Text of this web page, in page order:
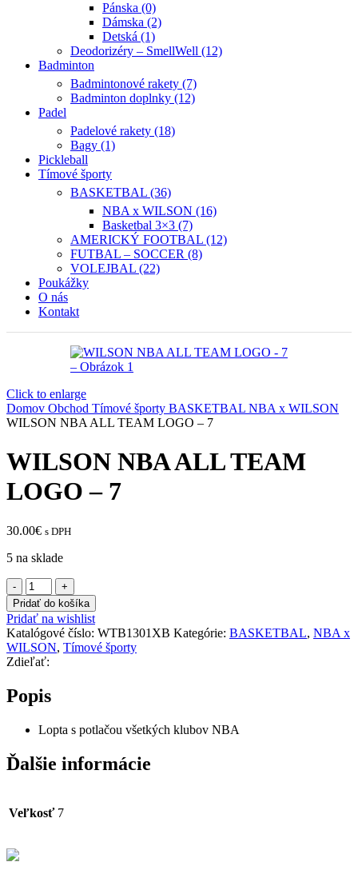
Pánska (0)
Dámska (2)
Detská (1)
Deodorizéry – SmellWell (12)
Badminton
Badmintonové rakety (7)
Badminton doplnky (12)
Padel
Padelové rakety (18)
Bagy (1)
Pickleball
Tímové športy
BASKETBAL (36)
NBA x WILSON (16)
Basketbal 3×3 (7)
AMERICKÝ FOOTBAL (12)
FUTBAL – SOCCER (8)
VOLEJBAL (22)
Poukážky
O nás
Kontakt
Click to enlarge
Domov Obchod Tímové športy BASKETBAL NBA x WILSON
WILSON NBA ALL TEAM LOGO – 7
WILSON NBA ALL TEAM
LOGO – 7
30.00€ s DPH
5 na sklade
množstvo
WILSON
NBA
ALL
TEAM
LOGO
-
Pridať do košíka
Pridať na wishlist
Katalógové číslo: WTB1301XB Kategórie: BASKETBAL, NBA x
WILSON, Tímové športy
Zdieľať:
Popis
Lopta s potlačou všetkých klubov NBA
Ďalšie informácie
Veľkosť 7